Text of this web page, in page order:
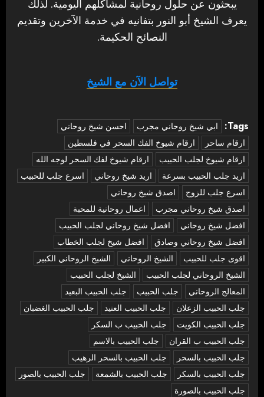
يبحثون عن حلول روحانية لمشاكلهم اليومية. لذلك
يعرف الشيخ أبو النور بتفانيه في خدمة الآخرين وتقديم
النصائح الحكيمة.
تواصل الآن مع الشيخ
Tags: ‏ابي شيخ روحاني مجرب
احسن شيخ روحاني
ارقام ساحر
ارقام شيوخ الفك السحر في فلسطين
ارقام شيوخ لجلب الحبيب
ارقام شيوخ لفك السحر لوجه الله
اريد جلب الحبيب بسرعة
اريد شيخ روحاني
اسرع جلب للحبيب
اسرع جلب للزوج
اصدق شيخ روحاني
اصدق شيخ روحاني مجرب
اعمال روحانية للمحبة
افضل شيخ روحاني
افضل شيخ روحاني لجلب الحبيب
افضل شيخ روحاني وصادق
افضل شيخ لجلب الخطاب
اقوى جلب للحبيب
الشيخ الروحاني
الشيخ الروحاني الكبير
الشيخ الروحاني لجلب الحبيب
الشيخ لجلب الحبيب
المعالج الروحاني
جلب الحبيب
جلب الحبيب البعيد
جلب الحبيب الزعلان
جلب الحبيب العنيد
جلب الحبيب الغضبان
جلب الحبيب الكويت
جلب الحبيب ب السكر
جلب الحبيب ب القران
جلب الحبيب بالاسم
جلب الحبيب بالسحر
جلب الحبيب بالسحر الرهيب
جلب الحبيب بالسكر
جلب الحبيب بالشمعة
جلب الحبيب بالصور
جلب الحبيب بالصورة